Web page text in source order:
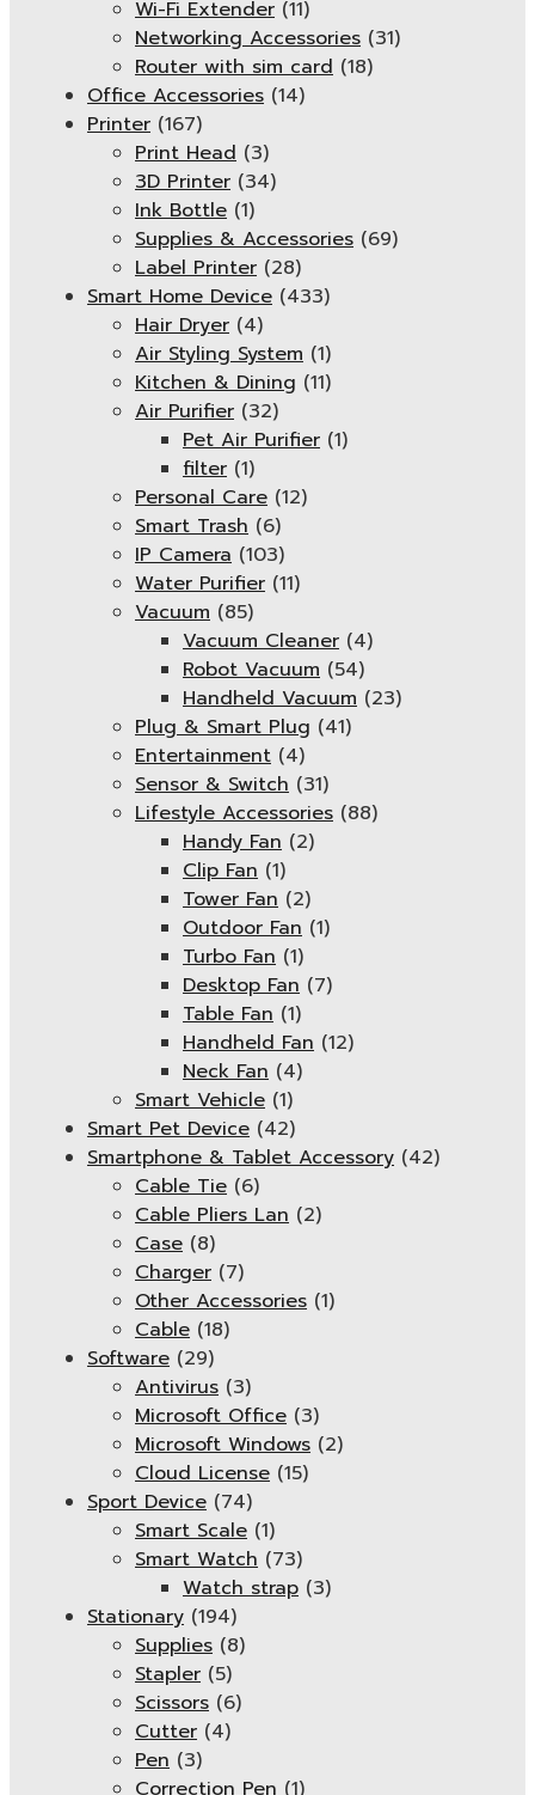
Wi-Fi Extender (11)
Networking Accessories (31)
Router with sim card (18)
Office Accessories (14)
Printer (167)
Print Head (3)
3D Printer (34)
Ink Bottle (1)
Supplies & Accessories (69)
Label Printer (28)
Smart Home Device (433)
Hair Dryer (4)
Air Styling System (1)
Kitchen & Dining (11)
Air Purifier (32)
Pet Air Purifier (1)
filter (1)
Personal Care (12)
Smart Trash (6)
IP Camera (103)
Water Purifier (11)
Vacuum (85)
Vacuum Cleaner (4)
Robot Vacuum (54)
Handheld Vacuum (23)
Plug & Smart Plug (41)
Entertainment (4)
Sensor & Switch (31)
Lifestyle Accessories (88)
Handy Fan (2)
Clip Fan (1)
Tower Fan (2)
Outdoor Fan (1)
Turbo Fan (1)
Desktop Fan (7)
Table Fan (1)
Handheld Fan (12)
Neck Fan (4)
Smart Vehicle (1)
Smart Pet Device (42)
Smartphone & Tablet Accessory (42)
Cable Tie (6)
Cable Pliers Lan (2)
Case (8)
Charger (7)
Other Accessories (1)
Cable (18)
Software (29)
Antivirus (3)
Microsoft Office (3)
Microsoft Windows (2)
Cloud License (15)
Sport Device (74)
Smart Scale (1)
Smart Watch (73)
Watch strap (3)
Stationary (194)
Supplies (8)
Stapler (5)
Scissors (6)
Cutter (4)
Pen (3)
Correction Pen (1)